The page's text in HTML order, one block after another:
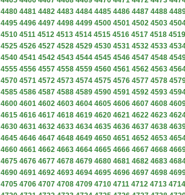
4480 4481 4482 4483 4484 4485 4486 4487 4488
4495 4496 4497 4498 4499 4500 4501 4502 4503
4510 4511 4512 4513 4514 4515 4516 4517 4518 4519
4525 4526 4527 4528 4529 4530 4531 4532 4533
4540 4541 4542 4543 4544 4545 4546 4547 4548
4555 4556 4557 4558 4559 4560 4561 4562 4563
4570 4571 4572 4573 4574 4575 4576 4577 4578
4585 4586 4587 4588 4589 4590 4591 4592 4593
4600 4601 4602 4603 4604 4605 4606 4607 4608
4615 4616 4617 4618 4619 4620 4621 4622 4623
4630 4631 4632 4633 4634 4635 4636 4637 4638
4645 4646 4647 4648 4649 4650 4651 4652 4653
4660 4661 4662 4663 4664 4665 4666 4667 4668
4675 4676 4677 4678 4679 4680 4681 4682 4683
4690 4691 4692 4693 4694 4695 4696 4697 4698
4705 4706 4707 4708 4709 4710 4711 4712 4713 4714